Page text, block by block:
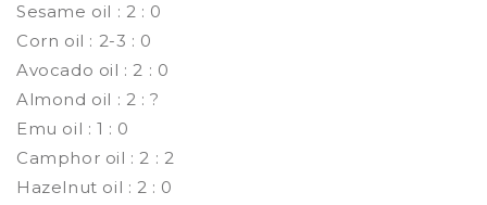
Sesame oil : 2 : 0
Corn oil : 2-3 : 0
Avocado oil : 2 : 0
Almond oil : 2 : ?
Emu oil : 1 : 0
Camphor oil : 2 : 2
Hazelnut oil : 2 : 0